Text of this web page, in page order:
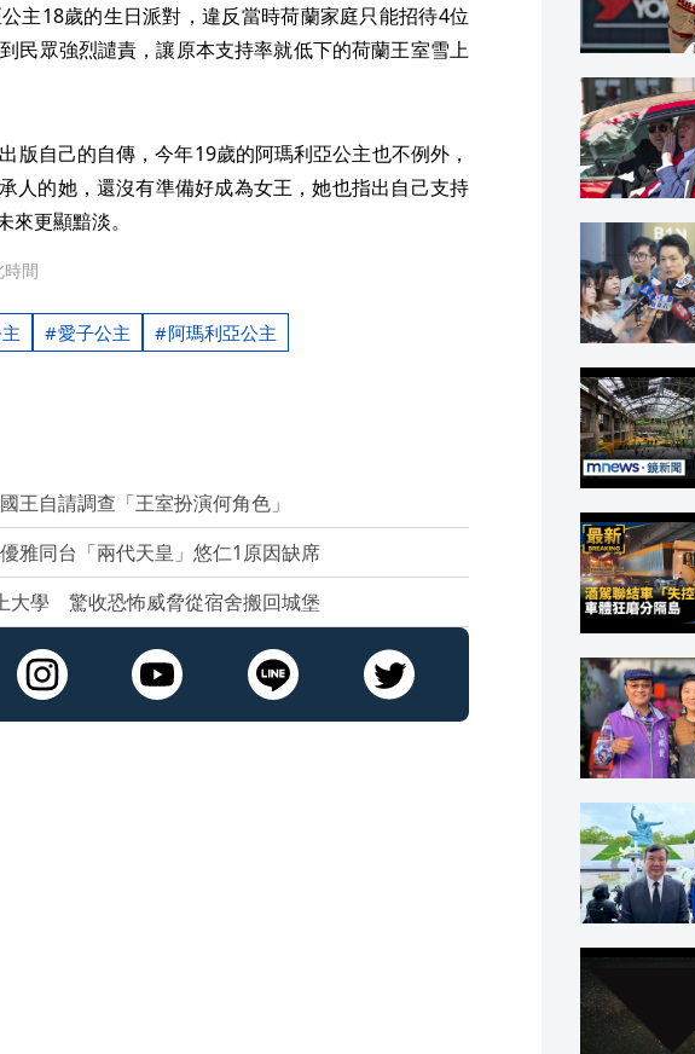
主18歲的生日派對，違反當時荷蘭家庭只能招待4位
民眾強烈譴責，讓原本支持率就低下的荷蘭王室雪上
版自己的自傳，今年19歲的阿瑪利亞公主也不例外，
人的她，還沒有準備好成為女王，她也指出自己支持
更顯黯淡。
間
愛子公主 阿瑪利亞公主
自請調查「王室扮演何角色」
雅同台「兩代天皇」悠仁1原因缺席
大學 驚收恐怖威脅從宿舍搬回城堡